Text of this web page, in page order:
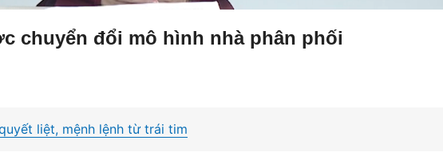
chuyển đổi mô hình nhà phân phối
liệt, mệnh lệnh từ trái tim